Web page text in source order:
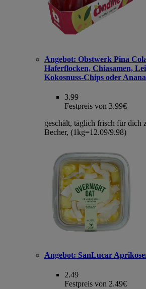
Angebot: Obstwerk Pina
Haferflocken, Chiasamen,
Kokosnuss-Chips oder
3.99
Festpreis von 3.99€
geschält, täglich frisch für dich
Becher, (1kg=12.09/9.98)
Angebot: SanLucar
2.49
Festpreis von 2.49€